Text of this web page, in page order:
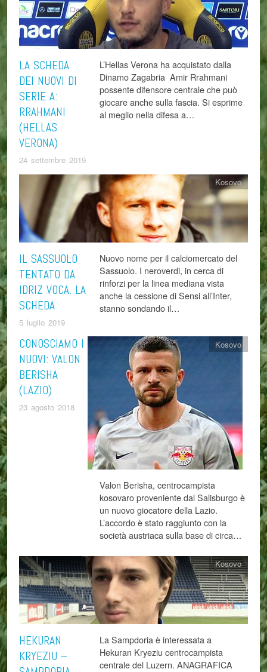
LA SCHEDA
DEI NUOVI DI
SERIE A:
RRAHMANI
(HELLAS
VERONA)
24 settembre 2019
L’Hellas Verona ha acquistato dalla
Dinamo Zagabria Amir Rrahmani
possente difensore centrale che può
giocare anche sulla fascia. Si esprime
al meglio nella difesa a…
IL SASSUOLO
TENTATO DA
IDRIZ VOCA. LA
SCHEDA
5 luglio 2019
Kosovo
Nuovo nome per il calciomercato del
Sassuolo. I neroverdi, in cerca di
rinforzi per la linea mediana vista
anche la cessione di Sensi all’Inter,
stanno sondando il…
CONOSCIAMO I
NUOVI: VALON
BERISHA
(LAZIO)
23 agosto 2018
Kosovo
Valon Berisha, centrocampista
kosovaro proveniente dal Salisburgo è
un nuovo giocatore della Lazio.
L’accordo è stato raggiunto con la
società austriaca sulla base di circa…
HEKURAN
KRYEZIU –
Kosovo
La Sampdoria è interessata a
Hekuran Kryeziu centrocampista
centrale del Luzern. ANAGRAFICA